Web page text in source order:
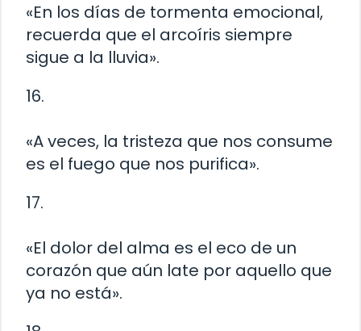
«En los días de tormenta emocional,
recuerda que el arcoíris siempre
sigue a la lluvia».
16.
«A veces, la tristeza que nos consume
es el fuego que nos purifica».
17.
«El dolor del alma es el eco de un
corazón que aún late por aquello que
ya no está».